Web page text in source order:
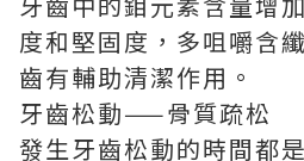
度和堅固度，多咀嚼含
齒有輔助清潔作用。
牙齒松動——骨質疏松
發生牙齒松動的時間都